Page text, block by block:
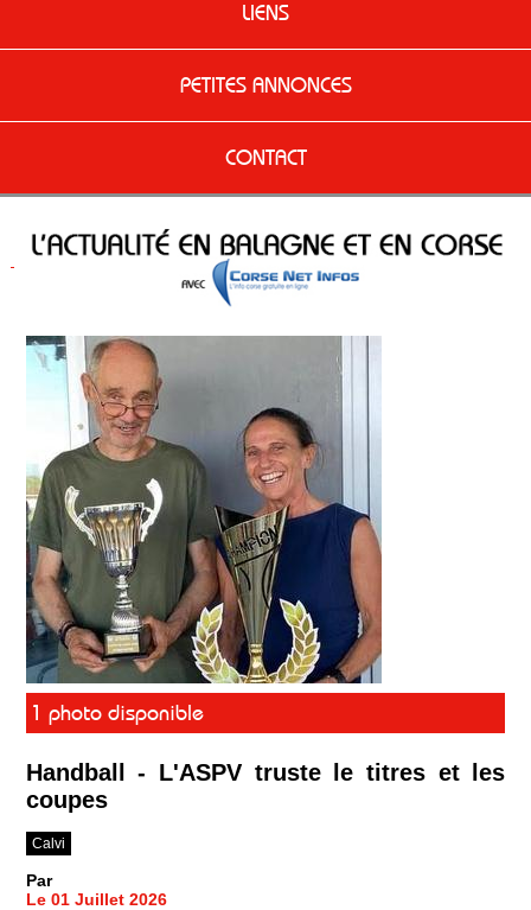
LIENS
PETITES ANNONCES
CONTACT
1 photo disponible
Handball - L'ASPV truste le titres et les
coupes
Calvi
Par
Le 01 Juillet 2026